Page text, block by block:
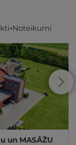
Noteikumi
un MASĀŽU